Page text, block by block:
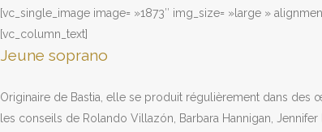
[vc_single_image image= »1873″ img_size= »large »
[vc_column_text]
Jeune soprano
Originaire de Bastia, elle se produit régulièrement dans des
les conseils de Rolando Villazón, Barbara Hannigan,